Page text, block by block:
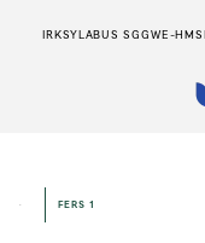
IRKSYLABUS SGGWE-HMS
FERS 1